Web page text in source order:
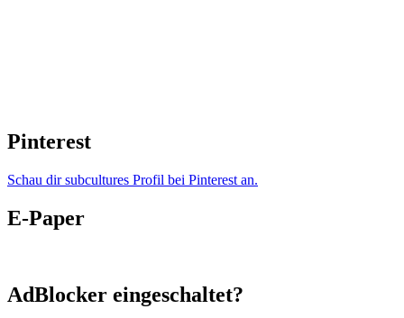
Pinterest
Schau dir subcultures Profil bei Pinterest an.
E-Paper
AdBlocker eingeschaltet?